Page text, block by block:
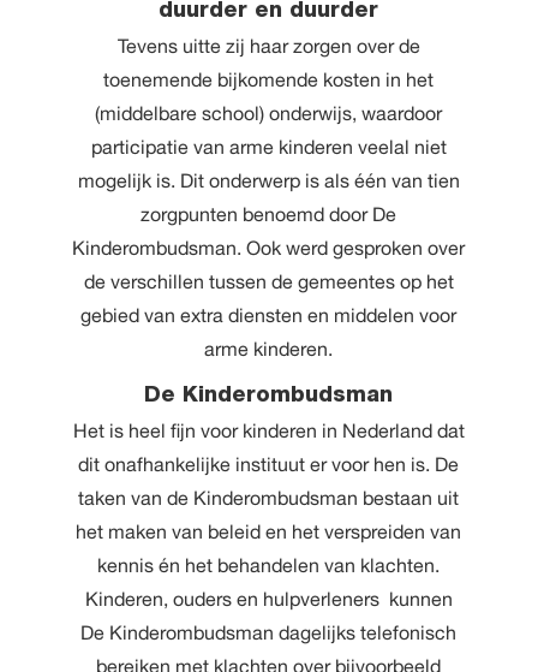
duurder en duurder
Tevens uitte zij haar zorgen over de
toenemende bijkomende kosten in het
(middelbare school) onderwijs, waardoor
participatie van arme kinderen veelal niet
mogelijk is. Dit onderwerp is als één van tien
zorgpunten benoemd door De
Kinderombudsman. Ook werd gesproken over
de verschillen tussen de gemeentes op het
gebied van extra diensten en middelen voor
arme kinderen.
De Kinderombudsman
Het is heel fijn voor kinderen in Nederland dat
dit onafhankelijke instituut er voor hen is. De
taken van de Kinderombudsman bestaan uit
het maken van beleid en het verspreiden van
kennis én het behandelen van klachten.
Kinderen, ouders en hulpverleners kunnen
De Kinderombudsman dagelijks telefonisch
bereiken met klachten over bijvoorbeeld